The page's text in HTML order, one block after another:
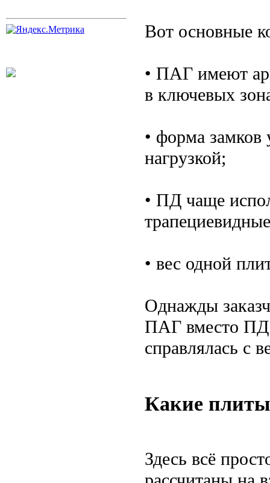
Вот основные
• ПАГ имеют
в ключевых
• форма замков
нагрузкой;
• ПД чаще
• вес одной
Однажды
ПАГ вместо
справлялась с
Какие
Здесь всё